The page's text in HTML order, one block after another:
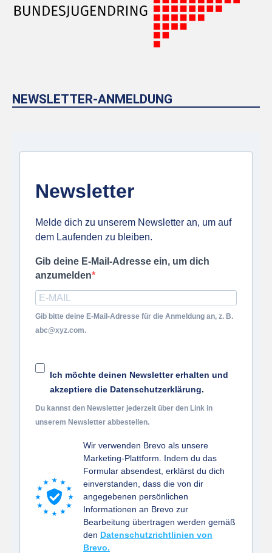
NEWSLETTER-ANMELDUNG
Newsletter
Melde dich zu unserem Newsletter an, um auf
dem Laufenden zu bleiben.
Gib deine E-Mail-Adresse ein, um dich
anzumelden
Gib bitte deine E-Mail-Adresse für die Anmeldung an, z. B.
abc@xyz.com.
Ich möchte deinen Newsletter erhalten und
akzeptiere die Datenschutzerklärung.
Du kannst den Newsletter jederzeit über den Link in
unserem Newsletter abbestellen.
Wir verwenden Brevo als unsere
Marketing-Plattform. Indem du das
Formular absendest, erklärst du dich
einverstanden, dass die von dir
angegebenen persönlichen
Informationen an Brevo zur
Bearbeitung übertragen werden gemäß
den Datenschutzrichtlinien von
Brevo.